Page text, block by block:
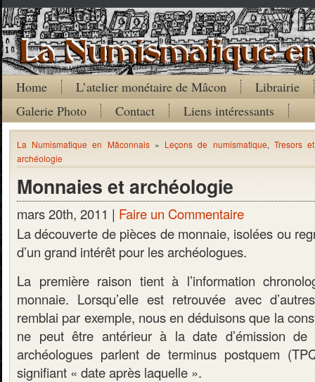
Home L’atelier monétaire de Mâcon
Librairie
Galerie Photo
Contact Liens intéressants
La Numismatique en Mâconnais» Leçons de numismatique, Tresors
archéologie
Monnaies et archéologie
mars 20th, 2011 | Faire un Commentaire
La découverte de pièces de monnaie, isolées ou
d’un grand intérêt pour les archéologues.
La première raison tient à l’information
monnaie. Lorsqu’elle est retrouvée avec
remblai par exemple, nous en déduisons que la
ne peut être antérieur à la date d’émission de
archéologues parlent de terminus postquem
signifiant « date après laquelle ».